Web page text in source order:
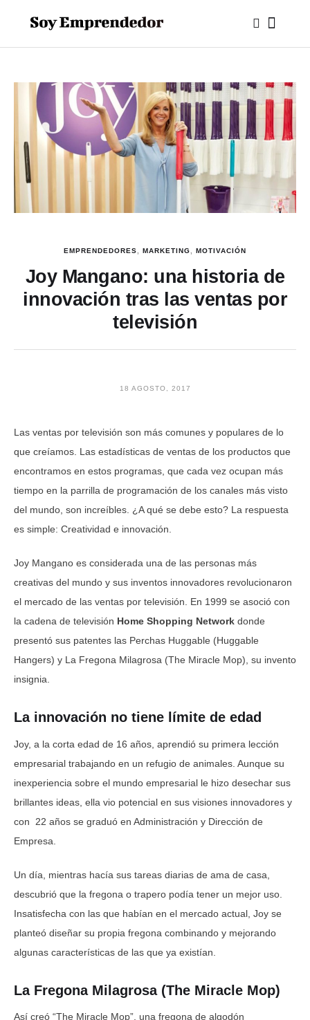
EMPRENDEDORES MARKETING MOTIVACIÓN
Joy Mangano: una historia de
innovación tras las ventas por
televisión
18 AGOSTO, 2017
Las ventas por televisión son más comunes y populares de lo
que creíamos. Las estadísticas de ventas de los productos que
encontramos en estos programas, que cada vez ocupan más
tiempo en la parrilla de programación de los canales más visto
del mundo, son increíbles. ¿A qué se debe esto? La respuesta
es simple: Creatividad e innovación.
Joy Mangano es considerada una de las personas más
creativas del mundo y sus inventos innovadores revolucionaron
el mercado de las ventas por televisión. En 1999 se asoció con
la cadena de televisión Home Shopping Network donde
presentó sus patentes las Perchas Huggable (Huggable
Hangers) y La Fregona Milagrosa (The Miracle Mop), su invento
insignia.
La innovación no tiene límite de edad
Joy, a la corta edad de 16 años, aprendió su primera lección
empresarial trabajando en un refugio de animales. Aunque su
inexperiencia sobre el mundo empresarial le hizo desechar sus
brillantes ideas, ella vio potencial en sus visiones innovadores y
con 22 años se graduó en Administración y Dirección de
Empresa.
Un día, mientras hacía sus tareas diarias de ama de casa,
descubrió que la fregona o trapero podía tener un mejor uso.
Insatisfecha con las que habían en el mercado actual, Joy se
planteó diseñar su propia fregona combinando y mejorando
algunas características de las que ya existían.
La Fregona Milagrosa (The Miracle Mop)
Así creó “The Miracle Mop”, una fregona de algodón